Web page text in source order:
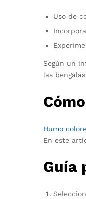
Uso de
Según un
las
Humo
En este
Guía